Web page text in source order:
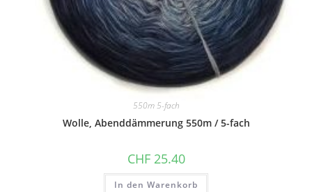
550m 5-fach
Wolle, Abenddämmerung 550m / 5-fach
CHF25.40
In den Warenkorb